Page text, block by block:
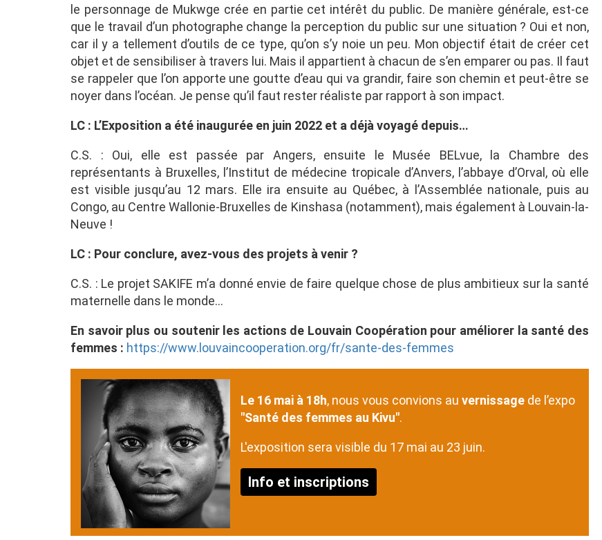
le personnage de Mukwge crée en partie cet intérêt du public. De manière générale, est-ce
que le travail d’un photographe change la perception du public sur une situation ? Oui et non,
car il y a tellement d’outils de ce type, qu’on s’y noie un peu. Mon objectif était de créer cet
objet et de sensibiliser à travers lui. Mais il appartient à chacun de s’en emparer ou pas. Il faut
se rappeler que l’on apporte une goutte d’eau qui va grandir, faire son chemin et peut-être se
noyer dans l’océan. Je pense qu’il faut rester réaliste par rapport à son impact.
LC : L’Exposition a été inaugurée en juin 2022 et a déjà voyagé depuis…
C.S. : Oui, elle est passée par Angers, ensuite le Musée BELvue, la Chambre des
représentants à Bruxelles, l’Institut de médecine tropicale d’Anvers, l’abbaye d’Orval, où elle
est visible jusqu’au 12 mars. Elle ira ensuite au Québec, à l’Assemblée nationale, puis au
Congo, au Centre Wallonie-Bruxelles de Kinshasa (notamment), mais également à Louvain-la-
Neuve !
LC : Pour conclure, avez-vous des projets à venir ?
C.S. : Le projet SAKIFE m’a donné envie de faire quelque chose de plus ambitieux sur la santé
maternelle dans le monde…
En savoir plus ou soutenir les actions de Louvain Coopération pour améliorer la santé des
femmes : https://www.louvaincooperation.org/fr/sante-des-femmes
Le 16 mai à 18h, nous vous convions au vernissage de l’expo
"Santé des femmes au Kivu".
L'exposition sera visible du 17 mai au 23 juin.
Info et inscriptions